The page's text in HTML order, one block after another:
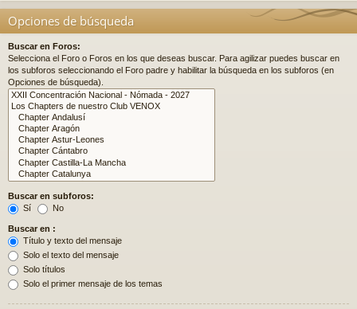
Opciones de búsqueda
Buscar en Foros:
Selecciona el Foro o Foros en los que deseas buscar. Para agilizar puedes buscar en
los subforos seleccionando el Foro padre y habilitar la búsqueda en los subforos (en
Opciones de búsqueda).
Buscar en subforos:
Sí
No
Buscar en :
Título y texto del mensaje
Solo el texto del mensaje
Solo títulos
Solo el primer mensaje de los temas